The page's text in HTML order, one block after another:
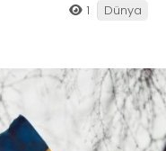
1 Dünya